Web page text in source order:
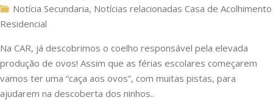
Notícia Secundaria, Notícias relacionadas Casa de Acolhimento
Residencial
Na CAR, já descobrimos o coelho responsável pela elevada
produção de ovos! Assim que as férias escolares começarem
vamos ter uma “caça aos ovos”, com muitas pistas, para
ajudarem na descoberta dos ninhos..